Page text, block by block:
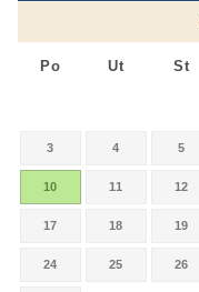
Po Ut St
3 4 5
10 11 12
17 18 19
24 25 26